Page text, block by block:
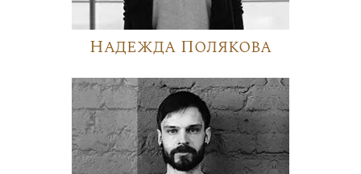
Надежда Полякова